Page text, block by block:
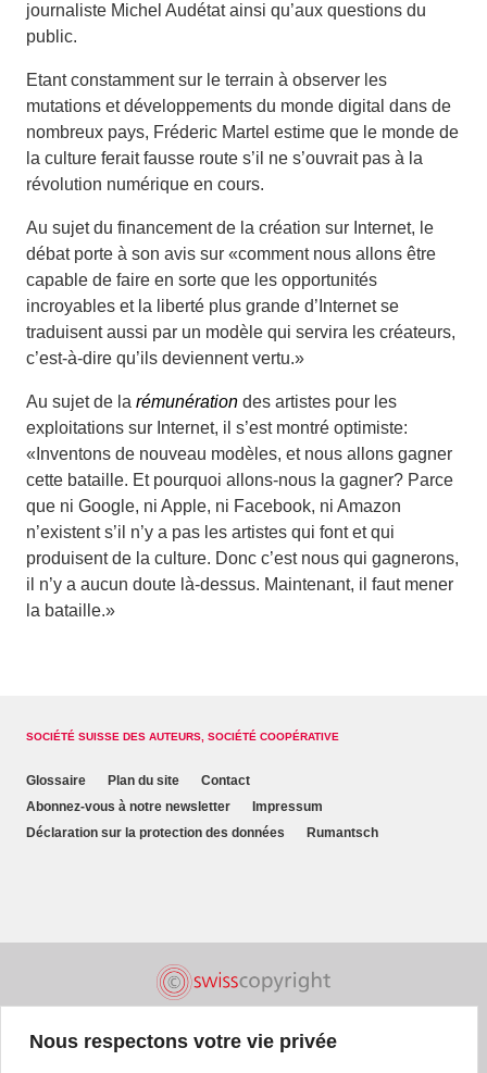
Nous respectons votre vie privée
journaliste Michel Audétat ainsi qu’aux questions du
public.
Etant constamment sur le terrain à observer les
mutations et développements du monde digital dans de
nombreux pays, Fréderic Martel estime que le monde de
la culture ferait fausse route s’il ne s’ouvrait pas à la
révolution numérique en cours.
Au sujet du financement de la création sur Internet, le
débat porte à son avis sur «comment nous allons être
capable de faire en sorte que les opportunités
incroyables et la liberté plus grande d’Internet se
traduisent aussi par un modèle qui servira les créateurs,
c’est-à-dire qu’ils deviennent vertu.»
Au sujet de la rémunération des artistes pour les
exploitations sur Internet, il s’est montré optimiste:
«Inventons de nouveau modèles, et nous allons gagner
cette bataille. Et pourquoi allons-nous la gagner? Parce
que ni Google, ni Apple, ni Facebook, ni Amazon
n’existent s’il n’y a pas les artistes qui font et qui
produisent de la culture. Donc c’est nous qui gagnerons,
il n’y a aucun doute là-dessus. Maintenant, il faut mener
la bataille.»
SOCIÉTÉ SUISSE DES AUTEURS, SOCIÉTÉ COOPÉRATIVE
Glossaire Plan du site
Contact
Abonnez-vous à notre newsletter
Impressum
Déclaration sur la protection des données
Rumantsch